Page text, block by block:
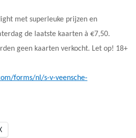
met superleuke prijzen en
de laatste kaarten à €7,50.
geen kaarten verkocht. Let op! 18+
forms/nl/s-v-veensche-